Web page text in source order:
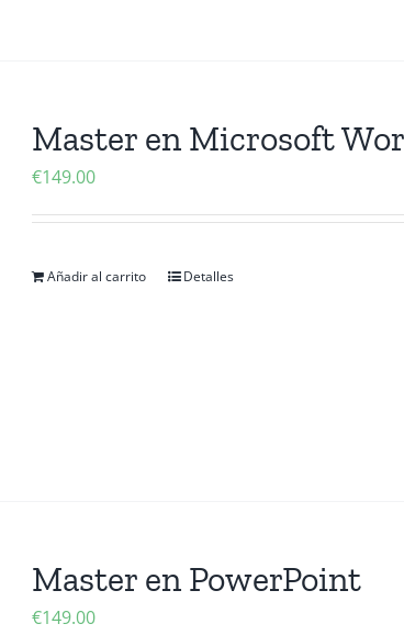
Master en Microsoft
€149.00
Añadir al carrito Detalles
Master en PowerPoint
€149.00